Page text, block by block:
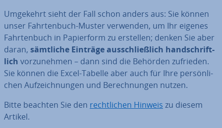
Umgekehrt sieht der Fall schon anders aus: Sie können
unser Fahr­ten­buch-Muster verwenden, um Ihr eigenes
Fahr­ten­buch in Pa­pier­form zu erstellen; denken Sie aber
daran, sämtliche Einträge aus­schließ­lich hand­schrift­
lich vor­zu­neh­men – dann sind die Behörden zufrieden.
Sie können die Excel-Tabelle aber auch für Ihre per­sön­li­
chen Auf­zeich­nun­gen und Be­rech­nun­gen nutzen.
Bitte beachten Sie den recht­li­chen Hinweis zu diesem
Artikel.